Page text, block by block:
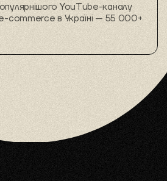
YouTube-каналу
commerce в Україні — 55 000+